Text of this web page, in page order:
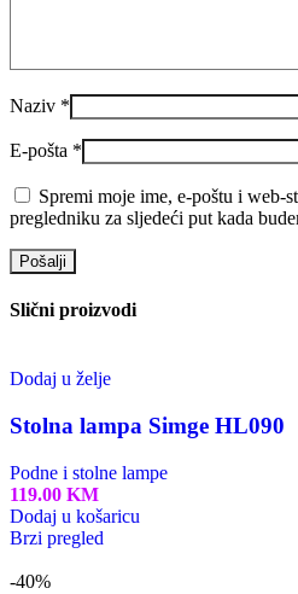
Naziv *
E-pošta *
Spremi moje ime, e-poštu i web-
pregledniku za sljedeći put kada
Slični proizvodi
Dodaj u želje
Stolna lampa Simge HL090
Podne i stolne lampe
119.00 KM
Dodaj u košaricu
Brzi pregled
-40%